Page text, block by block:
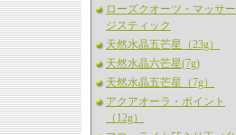
ローズクオーツ・マッサー
ジスティック
天然水晶五芒星（23g）
天然水晶六芒星(7g)
天然水晶五芒星（7g）
アクアオーラ・ポイント
（12g）